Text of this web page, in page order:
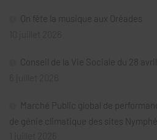
On fête la musique aux Oréades
Conseil de la Vie Sociale du 28
Marché Public global de
de génie climatique des sites